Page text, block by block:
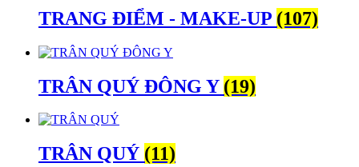
TRANG ĐIỂM - MAKE-UP (107)
TRÂN QUÝ ĐÔNG Y (19)
TRÂN QUÝ (11)